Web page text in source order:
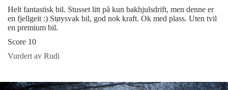
Helt fantastisk bil. Stusset litt på kun bakhjulsdrift, men denne er
en fjellgeit :) Støysvak bil, god nok kraft. Ok med plass. Uten tvil
en premium bil.
Score 10
Vurdert av Rudi